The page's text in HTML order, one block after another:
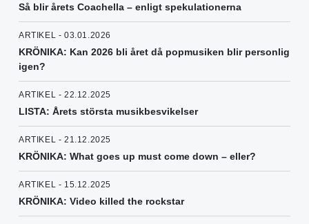
Så blir årets Coachella – enligt spekulationerna
ARTIKEL - 03.01.2026
KRÖNIKA: Kan 2026 bli året då popmusiken blir personlig
igen?
ARTIKEL - 22.12.2025
LISTA: Årets största musikbesvikelser
ARTIKEL - 21.12.2025
KRÖNIKA: What goes up must come down – eller?
ARTIKEL - 15.12.2025
KRÖNIKA: Video killed the rockstar